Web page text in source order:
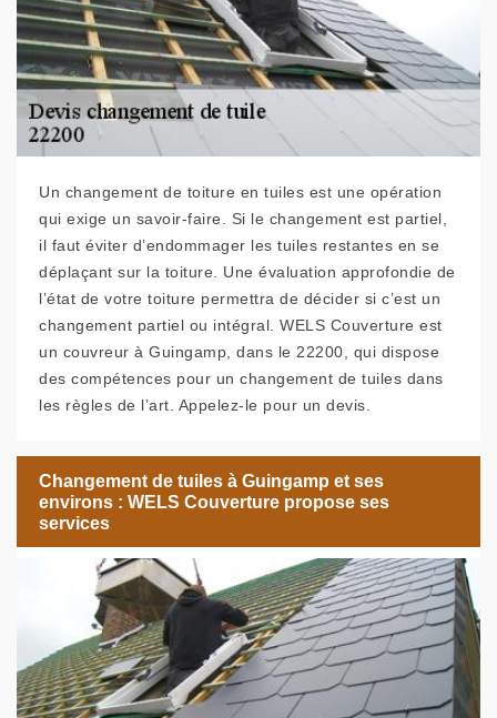
Un changement de toiture en tuiles est une opération
qui exige un savoir-faire. Si le changement est partiel,
il faut éviter d’endommager les tuiles restantes en se
déplaçant sur la toiture. Une évaluation approfondie de
l’état de votre toiture permettra de décider si c’est un
changement partiel ou intégral. WELS Couverture est
un couvreur à Guingamp, dans le 22200, qui dispose
des compétences pour un changement de tuiles dans
les règles de l’art. Appelez-le pour un devis.
Changement de tuiles à Guingamp et ses
environs : WELS Couverture propose ses
services